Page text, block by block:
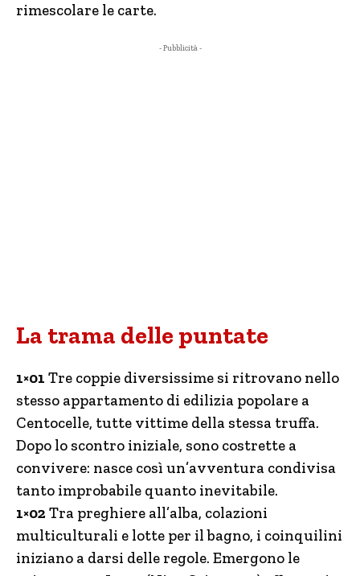
rimescolare le carte.
- Pubblicità -
La trama delle puntate
1×01 Tre coppie diversissime si ritrovano nello
stesso appartamento di edilizia popolare a
Centocelle, tutte vittime della stessa truffa.
Dopo lo scontro iniziale, sono costrette a
convivere: nasce così un’avventura condivisa
tanto improbabile quanto inevitabile.
1×02Tra preghiere all’alba, colazioni
multiculturali e lotte per il bagno, i coinquilini
iniziano a darsi delle regole. Emergono le